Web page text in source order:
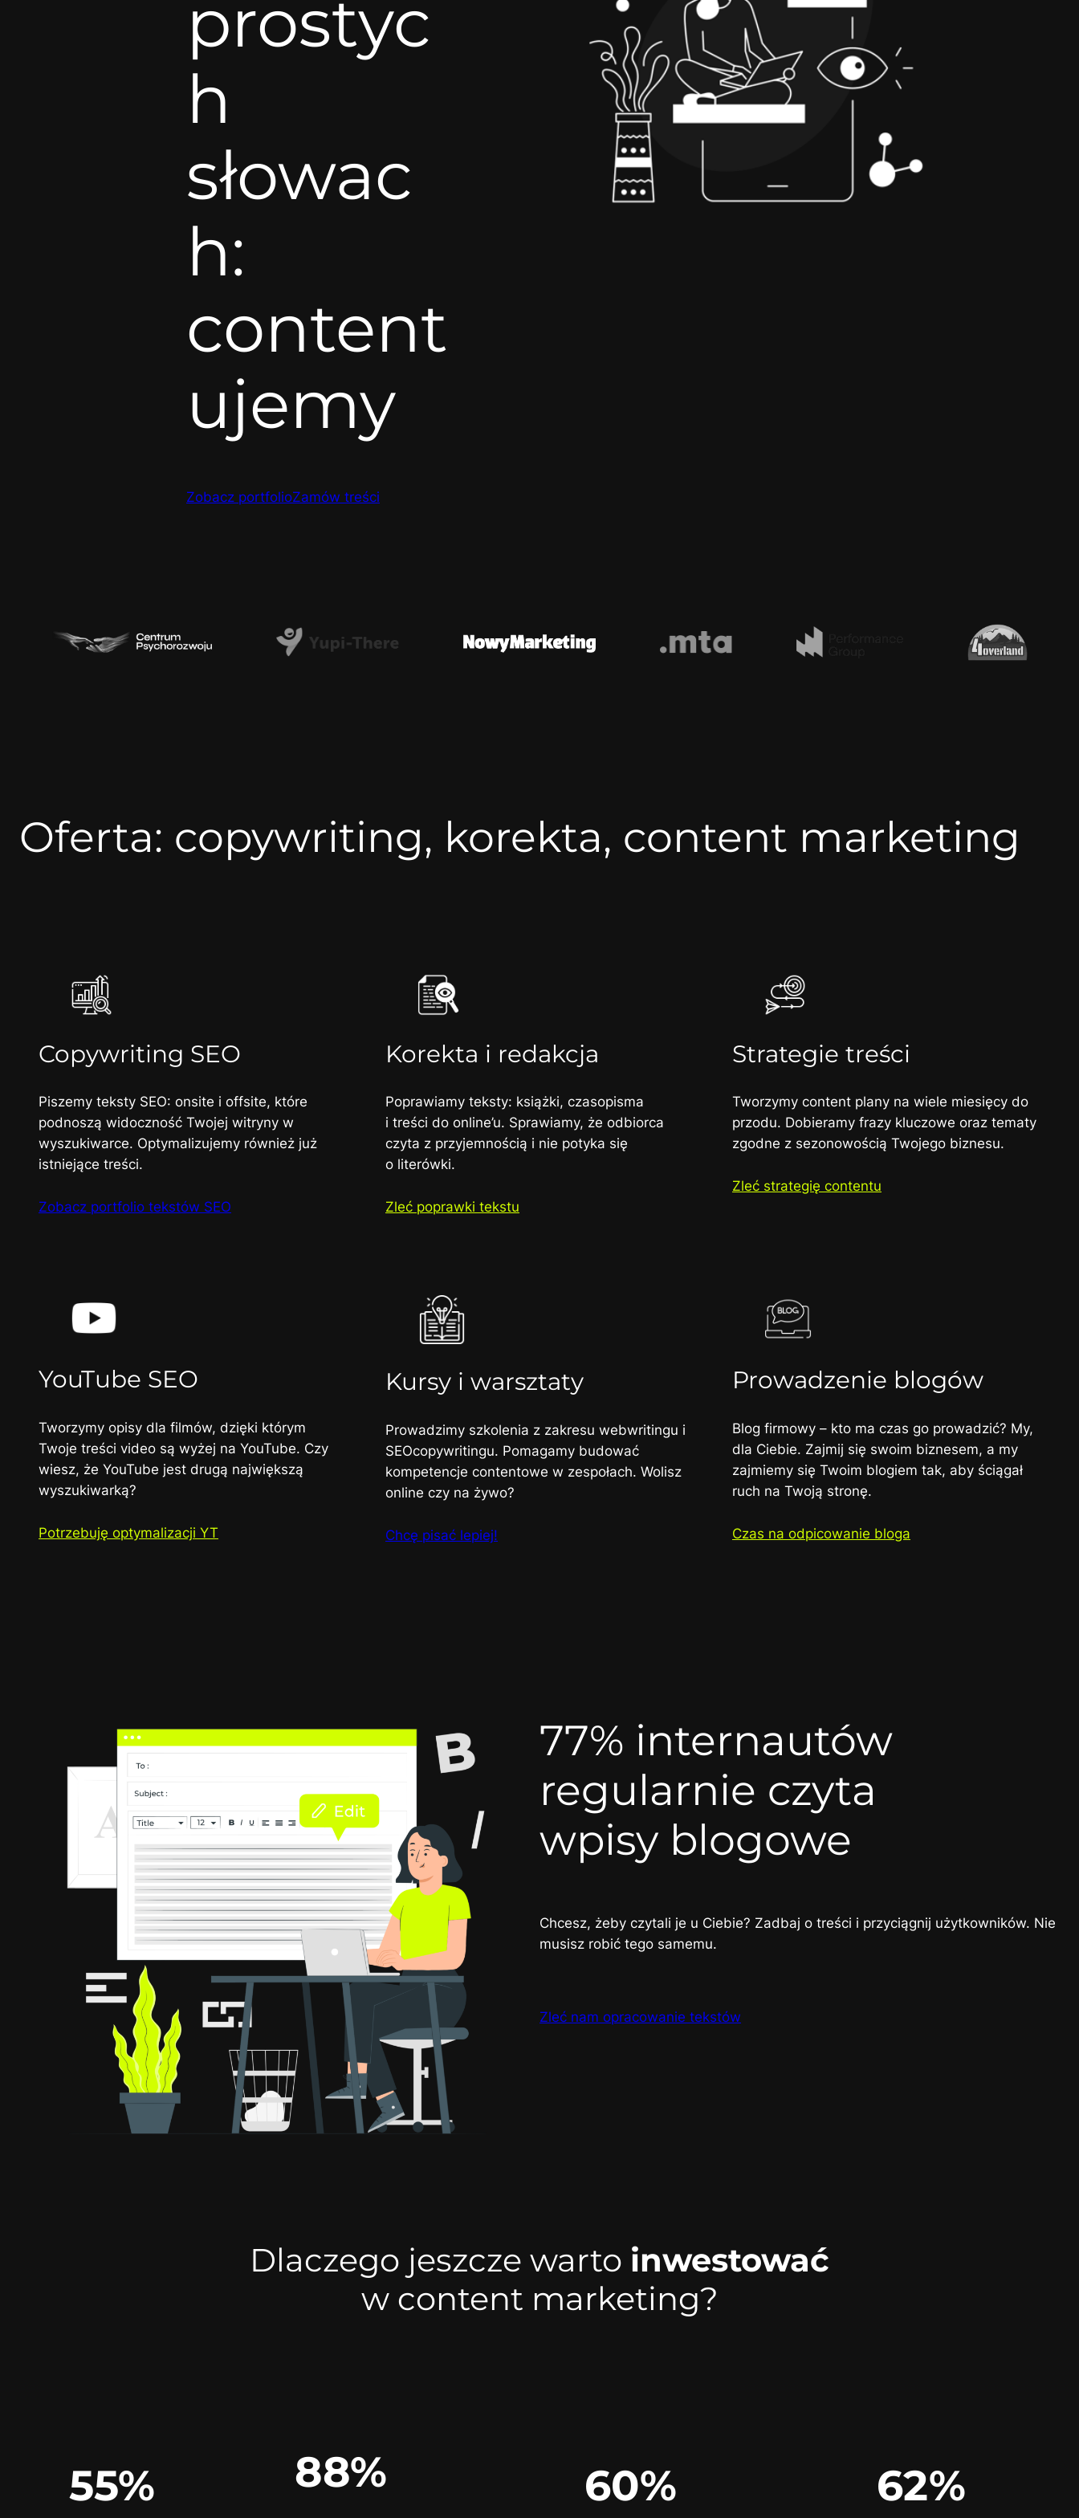
prostyc
h
słowac
h:
content
ujemy
Zobacz portfolioZamów treści
Oferta: copywriting, korekta, content marketing
Copywriting SEO
Piszemy teksty SEO: onsite i offsite, które
podnoszą widoczność Twojej witryny w
wyszukiwarce. Optymalizujemy również już
istniejące treści.
Zobacz portfolio tekstów SEO
Korekta i redakcja
Poprawiamy teksty: książki, czasopisma
i treści do online’u. Sprawiamy, że odbiorca
czyta z przyjemnością i nie potyka się
o literówki.
Zleć poprawki tekstu
Strategie treści
Tworzymy content plany na wiele miesięcy do
przodu. Dobieramy frazy kluczowe oraz tematy
zgodne z sezonowością Twojego biznesu.
Zleć strategię contentu
YouTube SEO
Tworzymy opisy dla filmów, dzięki którym
Twoje treści video są wyżej na YouTube. Czy
wiesz, że YouTube jest drugą największą
wyszukiwarką?
Potrzebuję optymalizacji YT
Kursy i warsztaty
Prowadzimy szkolenia z zakresu webwritingu i
SEOcopywritingu. Pomagamy budować
kompetencje contentowe w zespołach. Wolisz
online czy na żywo?
Chcę pisać lepiej!
Prowadzenie blogów
Blog firmowy – kto ma czas go prowadzić? My,
dla Ciebie. Zajmij się swoim biznesem, a my
zajmiemy się Twoim blogiem tak, aby ściągał
ruch na Twoją stronę.
Czas na odpicowanie bloga
77% internautów
regularnie czyta
wpisy blogowe
Chcesz, żeby czytali je u Ciebie? Zadbaj o treści i przyciągnij użytkowników. Nie
musisz robić tego samemu.
Zleć nam opracowanie tekstów
Dlaczego jeszcze warto inwestować
w content marketing?
55% 88% 60% 62%